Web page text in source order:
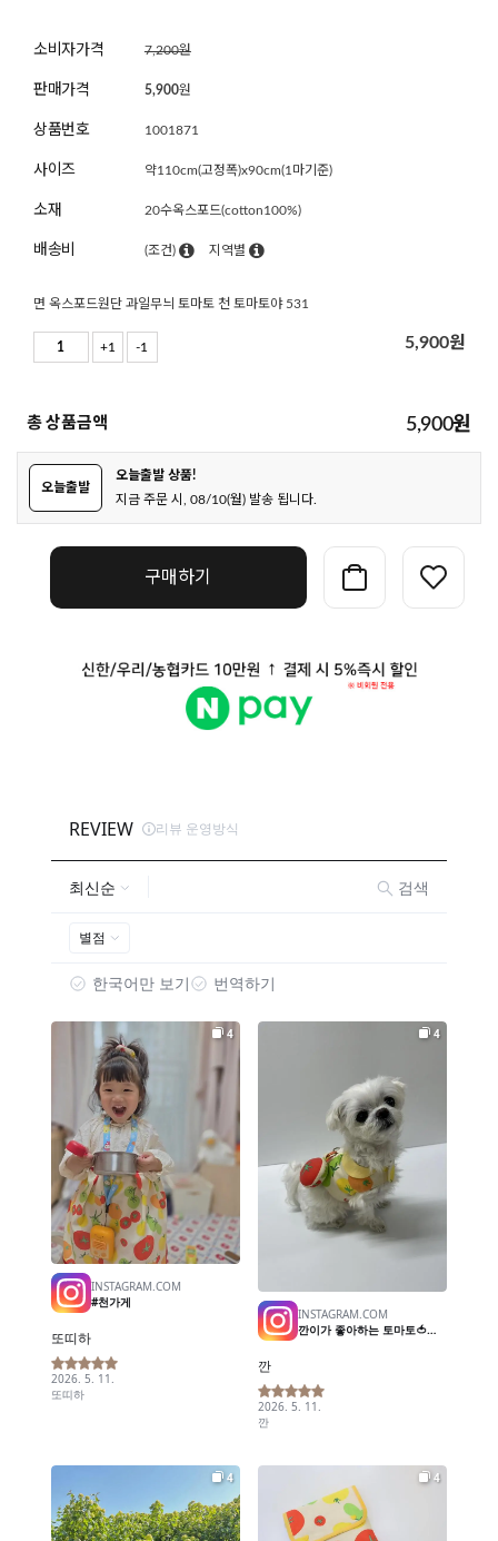
소비자가격 7,200원
판매가격 5,900원
상품번호 1001871
사이즈 약110cm(고정폭)x90cm(1마기준)
소재 20수옥스포드(cotton100%)
배송비 (조건) 지역별
면 옥스포드원단 과일무늬 토마토 천 토마토야 531
+1 -1 5,900원
총 상품금액 5,900원
오늘출발
오늘출발 상품!
지금 주문 시, 08/10(월) 발송 됩니다.
구매하기